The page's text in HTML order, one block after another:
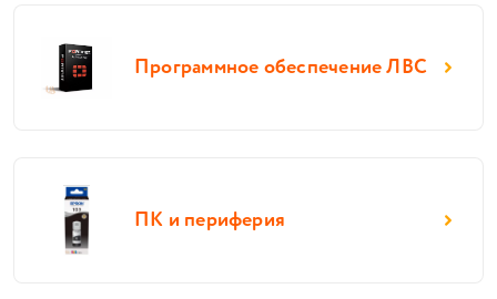
Программное обеспечение ЛВС
ПК и периферия